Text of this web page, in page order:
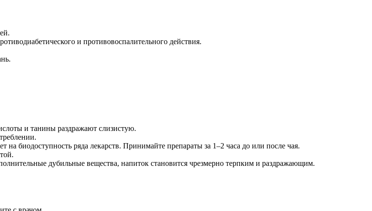
и противовоспалительного действия.
и танины раздражают слизистую.
биодоступность ряда лекарств. Принимайте препараты за 1–2 часа до или после чая.
дубильные вещества, напиток становится чрезмерно терпким и раздражающим.